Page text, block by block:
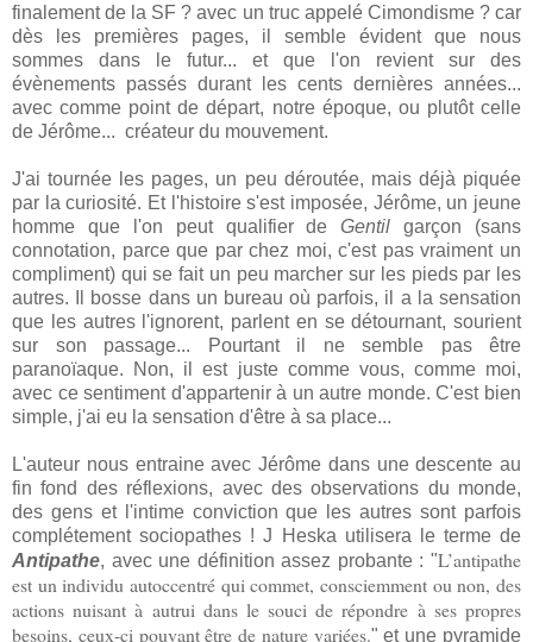
finalement de la SF ? avec un truc appelé Cimondisme ? car
dès les premières pages, il semble évident que nous
sommes dans le futur... et que l'on revient sur des
évènements passés durant les cents dernières années...
avec comme point de départ, notre époque, ou plutôt celle
de Jérôme... créateur du mouvement.
J'ai tournée les pages, un peu déroutée, mais déjà piquée
par la curiosité. Et l'histoire s'est imposée, Jérôme, un jeune
homme que l'on peut qualifier deGentilgarçon
(sans
connotation, parce que par chez moi, c'est pas vraiment un
compliment) qui se fait un peu marcher sur les pieds par les
autres. Il bosse dans un bureau où parfois, il a la sensation
que les autres l'ignorent, parlent en se détournant, sourient
sur son passage... Pourtant il ne semble pas être
paranoïaque. Non, il est juste comme vous, comme moi,
avec ce sentiment d'appartenir à un autre monde. C'est bien
simple, j'ai eu la sensation d'être à sa place...
L'auteur nous entraine avec Jérôme dans une descente au
fin fond des réflexions, avec des observations du monde,
des gens et l'intime conviction que les autres sont parfois
complétement sociopathes ! J Heska utilisera le terme de
Antipathe, avec une définition assez probante : "L’antipathe
est un individu autoccentré qui commet, consciemment ou non, des
actions nuisant à autrui dans le souci de répondre à ses propres
besoins, ceux-ci pouvant être de nature variées." et une pyramide